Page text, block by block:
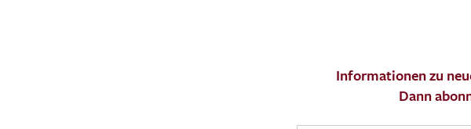
Informationen zu
Dann